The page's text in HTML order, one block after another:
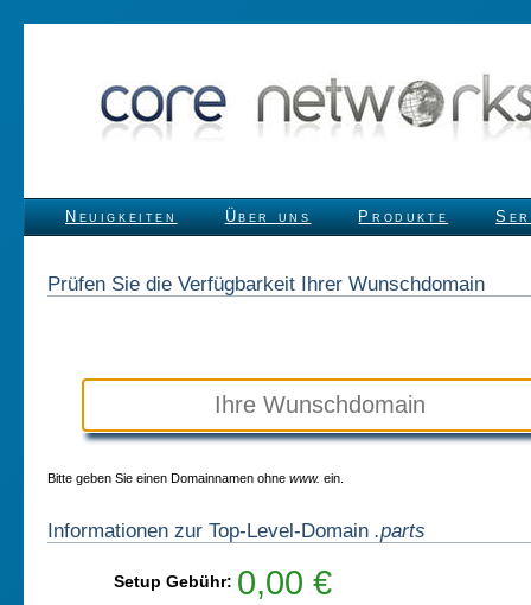
Neuigkeiten Über uns Produkte
Prüfen Sie die Verfügbarkeit Ihrer Wunschdomain
Bitte geben Sie einen Domainnamen ohne www. ein.
Informationen zur Top-Level-Domain .parts
Setup Gebühr: 0,00 €